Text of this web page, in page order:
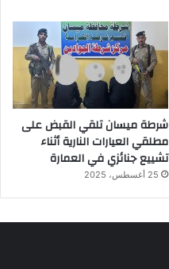
شرطة ميسان تلقي القبض على
مطلقي العيارات النارية أثناء
تشييع جنائزي في العمارة
25 أغسطس، 2025